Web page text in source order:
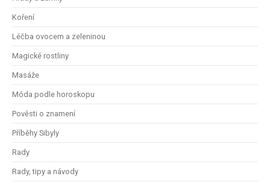
Koření
Léčba ovocem a zeleninou
Magické rostliny
Masáže
Móda podle horoskopu
Pověsti o znamení
Příběhy Sibyly
Rady
Rady, tipy a návody